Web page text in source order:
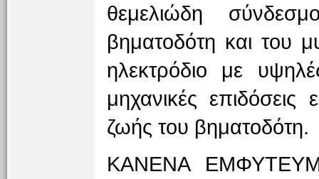
θεμελιώδη
βηματοδότη και του
ηλεκτρόδιο με
μηχανικές επιδόσεις
ζωής του βηματοδότη.
ΚΑΝΕΝΑ